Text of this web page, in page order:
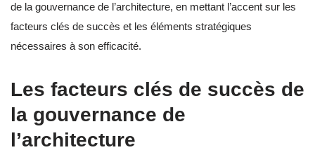
de la gouvernance de l’architecture, en mettant l’accent sur les
facteurs clés de succès et les éléments stratégiques
nécessaires à son efficacité.
Les facteurs clés de succès de
la gouvernance de
l’architecture